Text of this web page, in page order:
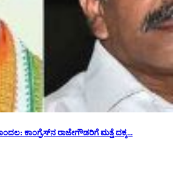
ಕಾಂಗ್ರೆಸ್​​ನ ರಾಜೇಗೌಡರಿಗೆ ಮತ್ತೆ ದಕ್ಕ...